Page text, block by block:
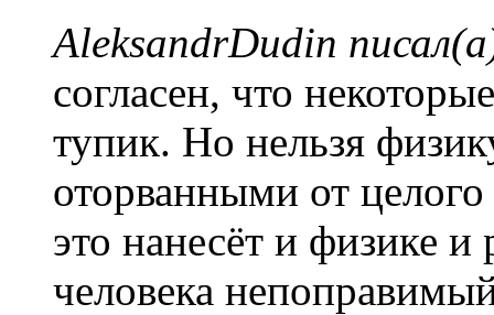
AleksandrDudin
согласен, что
тупик. Но нельзя
оторванными от
это нанесёт и физике
человека